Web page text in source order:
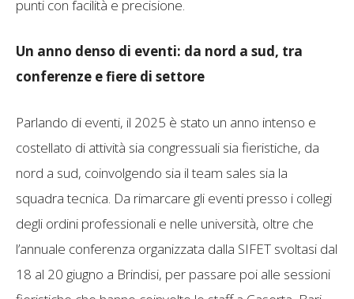
punti con facilità e precisione.
Un anno denso di eventi: da nord a sud, tra
conferenze e fiere di settore
Parlando di eventi, il 2025 è stato un anno intenso e
costellato di attività sia congressuali sia fieristiche, da
nord a sud, coinvolgendo sia il team sales sia la
squadra tecnica. Da rimarcare gli eventi presso i collegi
degli ordini professionali e nelle università, oltre che
l’annuale conferenza organizzata dalla SIFET svoltasi dal
18 al 20 giugno a Brindisi, per passare poi alle sessioni